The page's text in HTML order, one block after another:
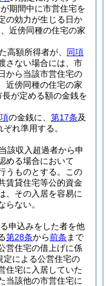
期間中に市営住宅を
の効力が生じる日か
、近傍同種の住宅の家
高額所得者が、 同項
さない場合には、市
から当該市営住宅の
近傍同種の住宅の家
が定める額の金銭を
の金銭に、 第17条及
れ準用する。
該収入超過者から申
める場合において
うものとする。
この
賃貸住宅等公的資金
、その入居を容易に
ない。
申込みをした者を他
第28条から前条 まで
営住宅の借上げに係
定による公営住宅の
住宅に入居していた
当該他の市営住宅に